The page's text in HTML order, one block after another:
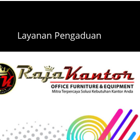
Layanan Pengaduan